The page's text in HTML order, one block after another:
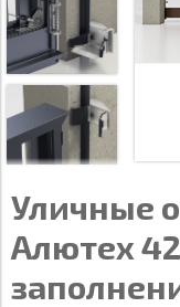
Уличные
Алютех